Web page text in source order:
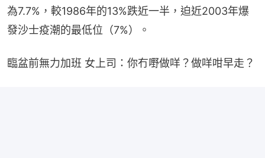
為7.7%，較1986年的13%跌近一半，迫近2003年爆
發沙士疫潮的最低位（7%）。
臨盆前無力加班 女上司：你冇嘢做咩？做咩咁早走？